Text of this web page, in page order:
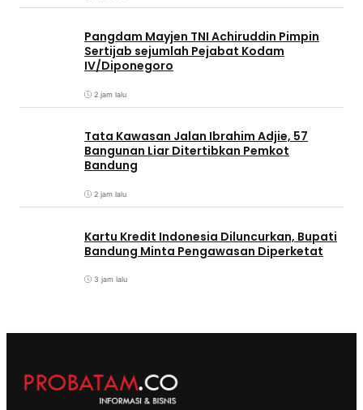
Pangdam Mayjen TNI Achiruddin Pimpin
Sertijab sejumlah Pejabat Kodam
IV/Diponegoro
2 jam lalu
Tata Kawasan Jalan Ibrahim Adjie, 57
Bangunan Liar Ditertibkan Pemkot
Bandung
2 jam lalu
Kartu Kredit Indonesia Diluncurkan, Bupati
Bandung Minta Pengawasan Diperketat
3 jam lalu